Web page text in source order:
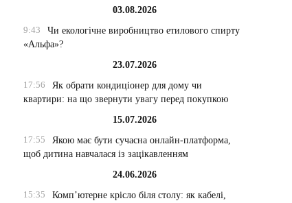
03.08.2026
9:43
Чи екологічне виробництво етилового спирту
«Альфа»?
23.07.2026
17:56
Як обрати кондиціонер для дому чи
квартири: на що звернути увагу перед покупкою
15.07.2026
17:55
Якою має бути сучасна онлайн-платформа,
щоб дитина навчалася із зацікавленням
24.06.2026
15:35
Комп’ютерне крісло біля столу: як кабелі,